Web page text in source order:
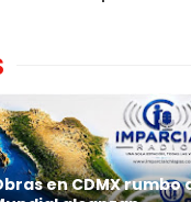
en CDMX rumbo